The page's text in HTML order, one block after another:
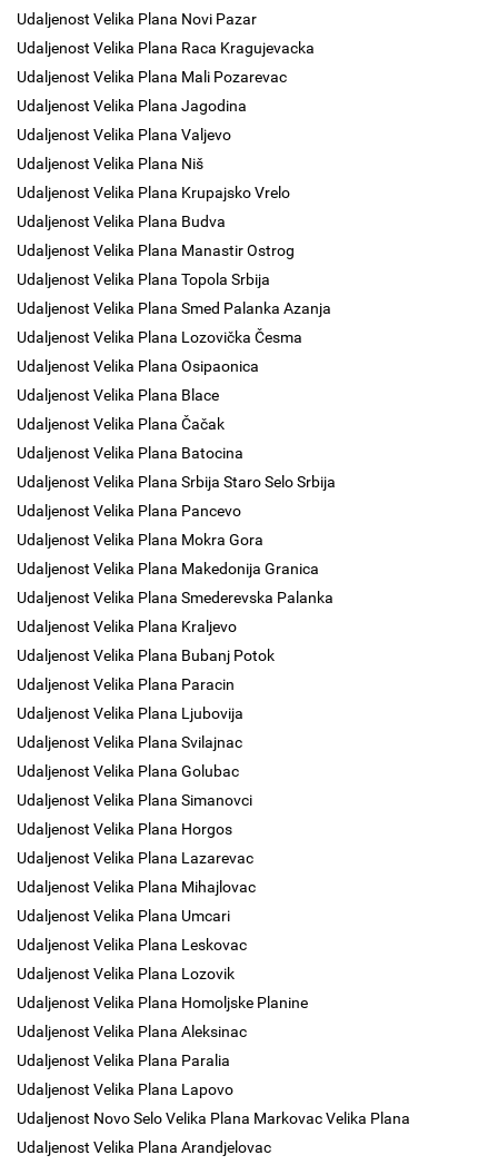
Udaljenost Velika Plana Novi Pazar
Udaljenost Velika Plana Raca Kragujevacka
Udaljenost Velika Plana Mali Pozarevac
Udaljenost Velika Plana Jagodina
Udaljenost Velika Plana Valjevo
Udaljenost Velika Plana Niš
Udaljenost Velika Plana Krupajsko Vrelo
Udaljenost Velika Plana Budva
Udaljenost Velika Plana Manastir Ostrog
Udaljenost Velika Plana Topola Srbija
Udaljenost Velika Plana Smed Palanka Azanja
Udaljenost Velika Plana Lozovička Česma
Udaljenost Velika Plana Osipaonica
Udaljenost Velika Plana Blace
Udaljenost Velika Plana Čačak
Udaljenost Velika Plana Batocina
Udaljenost Velika Plana Srbija Staro Selo Srbija
Udaljenost Velika Plana Pancevo
Udaljenost Velika Plana Mokra Gora
Udaljenost Velika Plana Makedonija Granica
Udaljenost Velika Plana Smederevska Palanka
Udaljenost Velika Plana Kraljevo
Udaljenost Velika Plana Bubanj Potok
Udaljenost Velika Plana Paracin
Udaljenost Velika Plana Ljubovija
Udaljenost Velika Plana Svilajnac
Udaljenost Velika Plana Golubac
Udaljenost Velika Plana Simanovci
Udaljenost Velika Plana Horgos
Udaljenost Velika Plana Lazarevac
Udaljenost Velika Plana Mihajlovac
Udaljenost Velika Plana Umcari
Udaljenost Velika Plana Leskovac
Udaljenost Velika Plana Lozovik
Udaljenost Velika Plana Homoljske Planine
Udaljenost Velika Plana Aleksinac
Udaljenost Velika Plana Paralia
Udaljenost Velika Plana Lapovo
Udaljenost Novo Selo Velika Plana Markovac Velika Plana
Udaljenost Velika Plana Arandjelovac